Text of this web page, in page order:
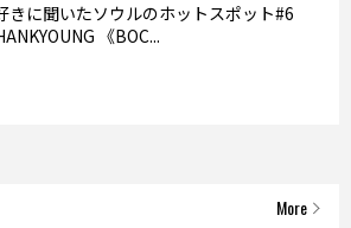
きに聞いたソウルのホットスポット#6
《BOC...
More